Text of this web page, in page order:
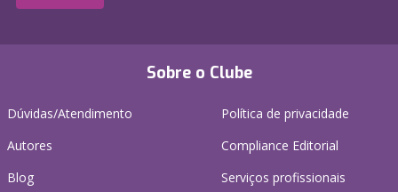
Sobre o Clube
Dúvidas/Atendimento
Autores
Blog
Política de privacidade
Compliance Editorial
Serviços profissionais